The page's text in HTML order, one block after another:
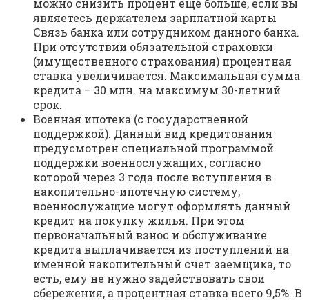
можно снизить процент еще больше, если вы
являетесь держателем зарплатной карты
Связь банка или сотрудником данного банка.
При отсутствии обязательной страховки
(имущественного страхования) процентная
ставка увеличивается. Максимальная сумма
кредита – 30 млн. на максимум 30-летний
срок.
Военная ипотека (с государственной
поддержкой). Данный вид кредитования
предусмотрен специальной программой
поддержки военнослужащих, согласно
которой через 3 года после вступления в
накопительно-ипотечную систему,
военнослужащие могут оформлять данный
кредит на покупку жилья. При этом
первоначальный взнос и обслуживание
кредита выплачивается из поступлений на
именной накопительный счет заемщика, то
есть, ему не нужно задействовать свои
сбережения, а процентная ставка всего 9,5%. В